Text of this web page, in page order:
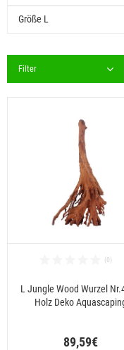
Größe L
Filter
L Jungle Wood Wurzel
Holz Deko
89,59€